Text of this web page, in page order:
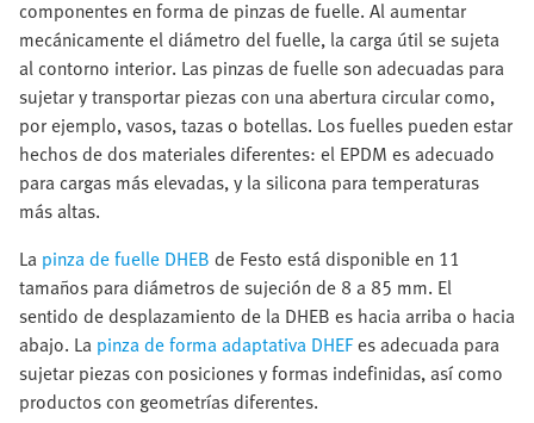
componentes en forma de pinzas de fuelle. Al aumentar
mecánicamente el diámetro del fuelle, la carga útil se sujeta
al contorno interior. Las pinzas de fuelle son adecuadas para
sujetar y transportar piezas con una abertura circular como,
por ejemplo, vasos, tazas o botellas. Los fuelles pueden estar
hechos de dos materiales diferentes: el EPDM es adecuado
para cargas más elevadas, y la silicona para temperaturas
más altas.
La pinza de fuelle DHEB de Festo está disponible en 11
tamaños para diámetros de sujeción de 8 a 85 mm. El
sentido de desplazamiento de la DHEB es hacia arriba o hacia
abajo. La pinza de forma adaptativa DHEFes adecuada para
sujetar piezas con posiciones y formas indefinidas, así como
productos con geometrías diferentes.